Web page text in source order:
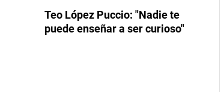
Teo López Puccio: "Nadie te
puede enseñar a ser curioso"